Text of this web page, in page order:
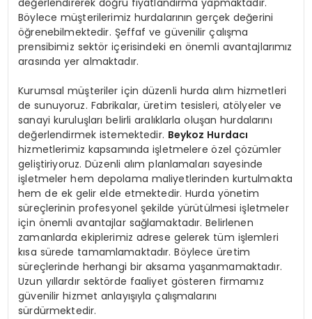
değerlendirerek doğru fiyatlandırma yapmaktadır.
Böylece müşterilerimiz hurdalarının gerçek değerini
öğrenebilmektedir. Şeffaf ve güvenilir çalışma
prensibimiz sektör içerisindeki en önemli avantajlarımız
arasında yer almaktadır.
Kurumsal müşteriler için düzenli hurda alım hizmetleri
de sunuyoruz. Fabrikalar, üretim tesisleri, atölyeler ve
sanayi kuruluşları belirli aralıklarla oluşan hurdalarını
değerlendirmek istemektedir. Beykoz Hurdacı
hizmetlerimiz kapsamında işletmelere özel çözümler
geliştiriyoruz. Düzenli alım planlamaları sayesinde
işletmeler hem depolama maliyetlerinden kurtulmakta
hem de ek gelir elde etmektedir. Hurda yönetim
süreçlerinin profesyonel şekilde yürütülmesi işletmeler
için önemli avantajlar sağlamaktadır. Belirlenen
zamanlarda ekiplerimiz adrese gelerek tüm işlemleri
kısa sürede tamamlamaktadır. Böylece üretim
süreçlerinde herhangi bir aksama yaşanmamaktadır.
Uzun yıllardır sektörde faaliyet gösteren firmamız
güvenilir hizmet anlayışıyla çalışmalarını
sürdürmektedir.